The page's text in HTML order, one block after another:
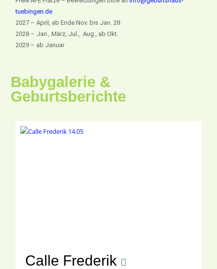
tuebingen.de
2027 – April, ab Ende Nov. bis Jan. 28
2028 – Jan., März, Jul., Aug., ab Okt.
2029 – ab Januar
Babygalerie &
Geburtsberichte
Calle Frederik